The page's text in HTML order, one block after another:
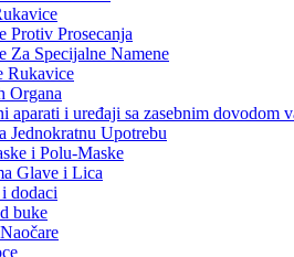
Protiv Prosecanja
Za Specijalne Namene
Rukavice
Organa
aparati i uređaji sa zasebnim dovodom
Jednokratnu Upotrebu
i Polu-Maske
Glave i Lica
dodaci
buke